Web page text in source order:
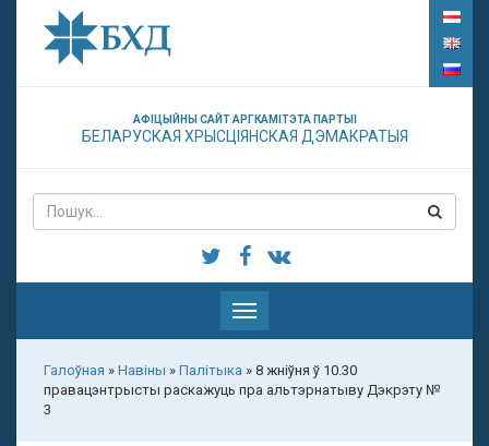
АФІЦЫЙНЫ САЙТ АРГКАМІТЭТА ПАРТЫІ
БЕЛАРУСКАЯ ХРЫСЦІЯНСКАЯ ДЭМАКРАТЫЯ
Паказаць
меню
Галоўная » Навіны » Палітыка » 8 жніўня ў 10.30
правацэнтрысты раскажуць пра альтэрнатыву Дэкрэту №
3